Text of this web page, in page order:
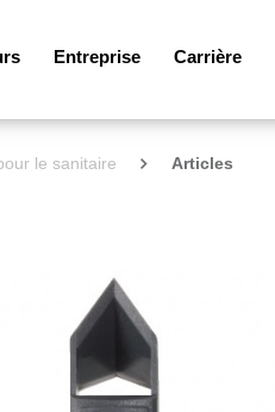
Entreprise Carrière
le sanitaire Articles